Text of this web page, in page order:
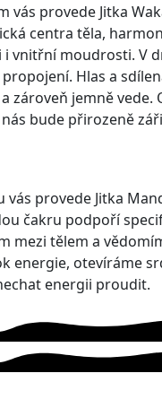
provede Jitka
centra těla,
moudrosti. V
Hlas a
jemně
bude přirozeně
provede Jitka
čakru podpoří
tělem a
otevíráme
energii proudit.